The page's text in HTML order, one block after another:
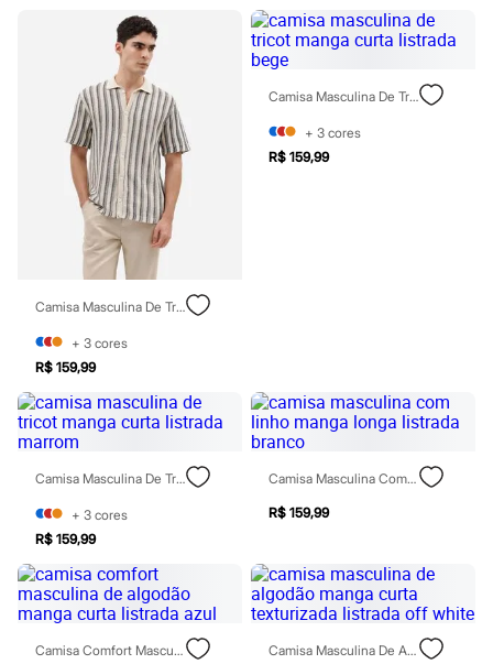
Blusas e Camisetas
Camisas
Casacos e Jaquetas
Moda esportiva
Shorts e Bermudas
Todos os produtos
Arrumadinho para os meninos
Romântico para as meninas
Novidades
0 a 24 meses
1 a 5 anos
4 a 12 anos
10 a 16 anos
Roupas menino
0 a 24 meses
4 a 12 anos
Acessórios
Recém-nascido
Bolsas e Mochilas
Chapéus
Calçados
Botas
Chinelos
Pantufas
Camisa Masculina De Tricot Manga Curta Listrada Azul
+ 3 cores
R$ 159,99
Camisa Masculina De Tricot Manga Curta Listrada Bege
+ 3 cores
R$ 159,99
Camisa Masculina De Tricot Manga Curta Listrada Marrom
+ 3 cores
R$ 159,99
Camisa Masculina Com Linho Manga Longa Listrada Branco
R$ 159,99
Camisa Comfort Masculina De Algodão Manga Curta Listrada Azul Camisa Masculina De Algodão Manga Curta Texturizada Listrada Off White